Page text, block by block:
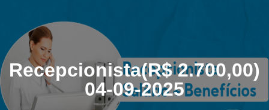
Recepcionista(R$ 2.700,00)
04-09-2025